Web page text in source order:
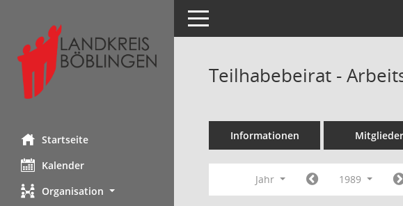
Startseite
Kalender
Organisation
Toggle navigation
Teilhabebeirat -
Informationen Mitglieder
Jahr 1989